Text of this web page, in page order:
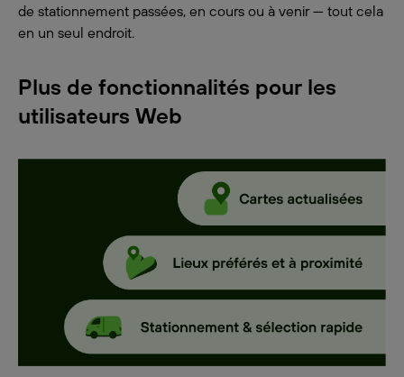
de stationnement passées, en cours ou à venir — tout cela
en un seul endroit.
Plus de fonctionnalités pour les
utilisateurs Web